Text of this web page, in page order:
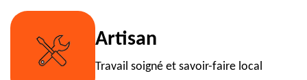
Artisan
Travail soigné et savoir-faire local